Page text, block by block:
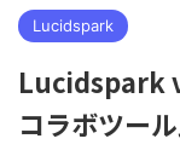
Lucidspark
Lucidspark
コラボツー